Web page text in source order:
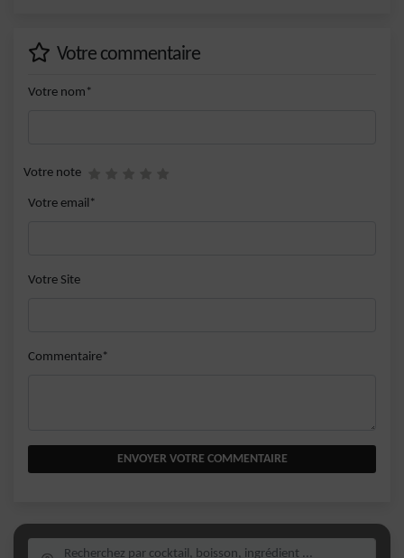
Votre commentaire
Votre nom*
Votre note
Votre email*
Votre Site
Commentaire*
ENVOYER VOTRE COMMENTAIRE